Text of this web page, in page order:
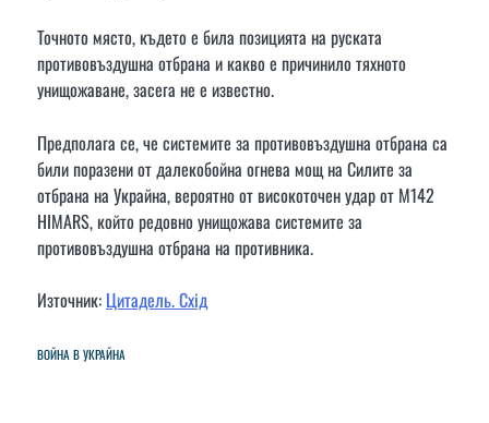
Точното място, където е била позицията на руската
противовъздушна отбрана и какво е причинило тяхното
унищожаване, засега не е известно.
Предполага се, че системите за противовъздушна отбрана са
били поразени от далекобойна огнева мощ на Силите за
отбрана на Украйна, вероятно от високоточен удар от M142
HIMARS, който редовно унищожава системите за
противовъздушна отбрана на противника.
Източник: Цитадель. Схід
ВОЙНА В УКРАЙНА